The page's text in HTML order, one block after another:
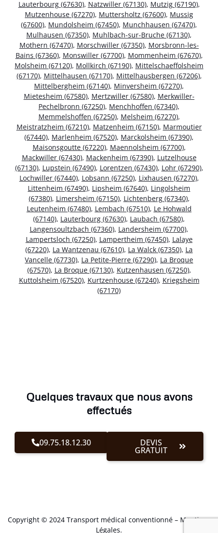
Lauterbourg (67630), Natzwiller (67130), Mutzig (67190),
Mutzenhouse (67270), Muttersholtz (67600), Mussig
(67600), Mundolsheim (67450), Munchhausen (67470),
Mulhausen (67350), Muhlbach-sur-Bruche (67130),
Mothern (67470), Morschwiller (67350), Morsbronn-les-
Bains (67360), Monswiller (67700), Mommenheim (67670),
Molsheim (67120), Mollkirch (67190), Mittelschaeffolsheim
(67170), Mittelhausen (67170), Mittelhausbergen (67206),
Mittelbergheim (67140), Minversheim (67270),
Mietesheim (67580), Mertzwiller (67580), Merkwiller-
Pechelbronn (67250), Menchhoffen (67340),
Memmelshoffen (67250), Melsheim (67270),
Meistratzheim (67210), Matzenheim (67150), Marmoutier
(67440), Marlenheim (67520), Marckolsheim (67390),
Maisonsgoutte (67220), Maennolsheim (67700),
Mackwiller (67430), Mackenheim (67390), Lutzelhouse
(67130), Lupstein (67490), Lorentzen (67430), Lohr (67290),
Lochwiller (67440), Lobsann (67250), Lixhausen (67270),
Littenheim (67490), Lipsheim (67640), Lingolsheim
(67380), Limersheim (67150), Lichtenberg (67340),
Leutenheim (67480), Lembach (67510), Le Hohwald
(67140), Lauterbourg (67630), Laubach (67580),
Langensoultzbach (67360), Landersheim (67700),
Lampertsloch (67250), Lampertheim (67450), Lalaye
(67220), La Wantzenau (67610), La Walck (67350), La
Vancelle (67730), La Petite-Pierre (67290), La Broque
(67570), La Broque (67130), Kutzenhausen (67250),
Kuttolsheim (67520), Kurtzenhouse (67240), Kriegsheim
(67170)
Quelques travaux que nous avons
effectués
09.75.18.12.30 DEVIS
GRATUIT
Copyright © 2024 Transport médical conventionné – Mentions
Légales.